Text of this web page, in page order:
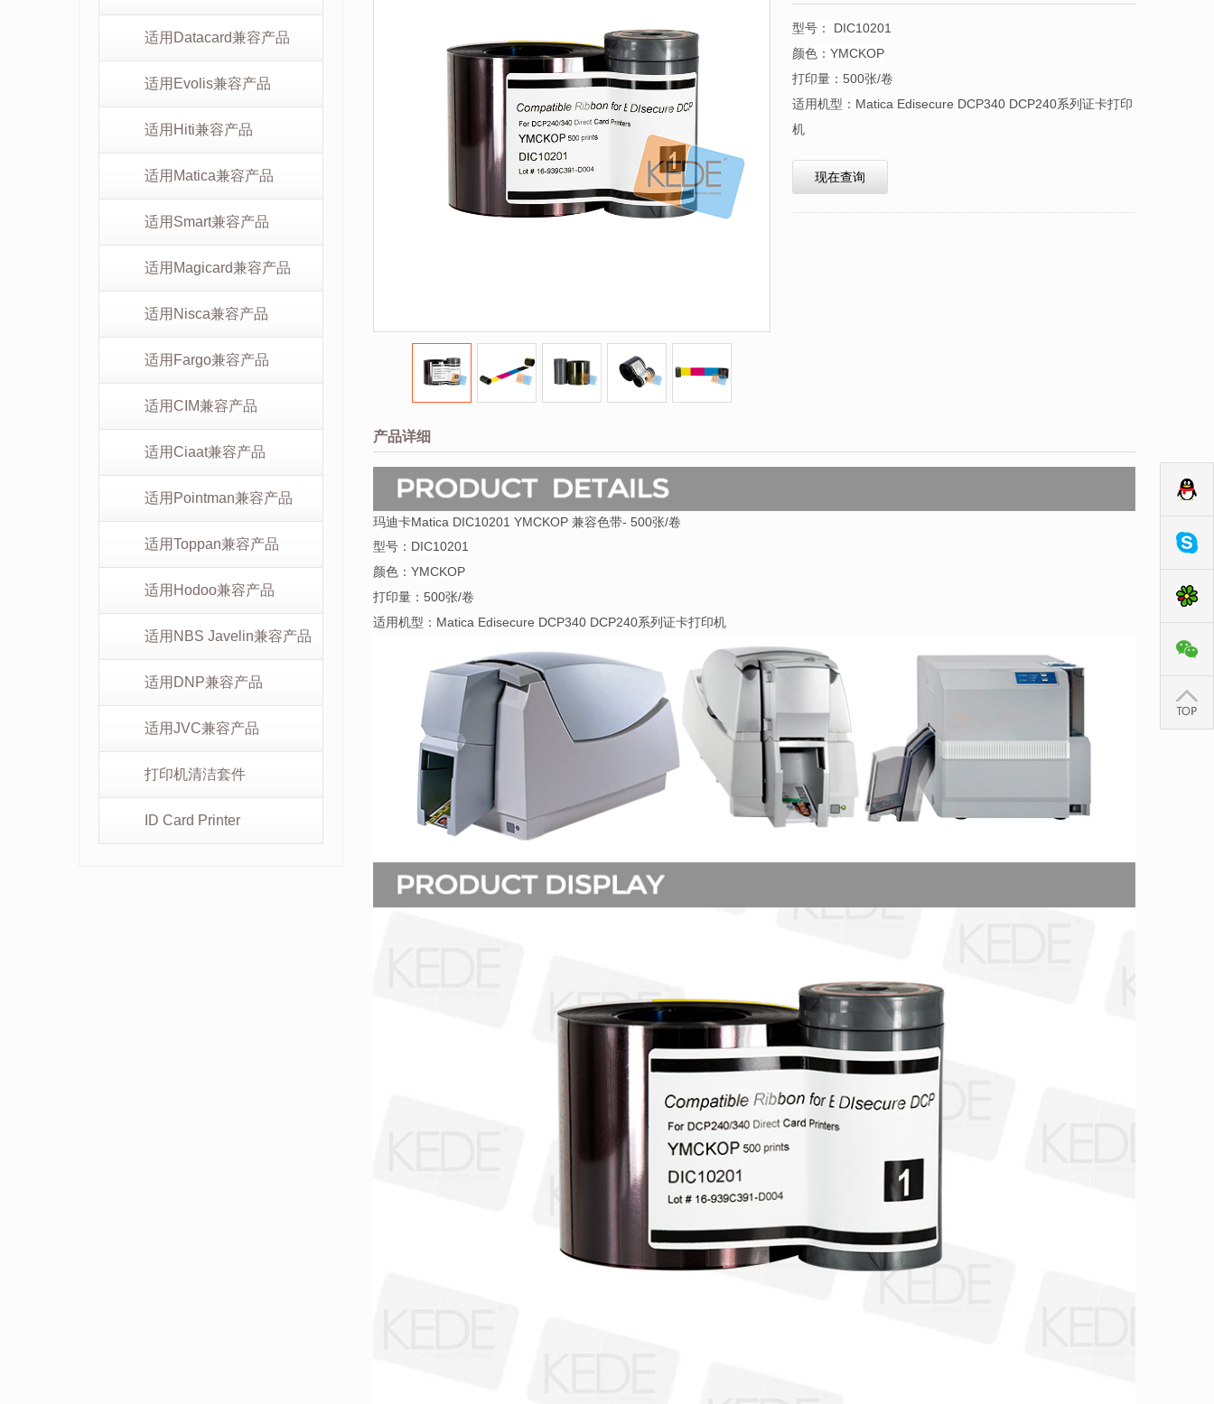
适用Datacard兼容产品
适用Evolis兼容产品
适用Hiti兼容产品
适用Matica兼容产品
适用Smart兼容产品
适用Magicard兼容产品
适用Nisca兼容产品
适用Fargo兼容产品
适用CIM兼容产品
适用Ciaat兼容产品
适用Pointman兼容产品
适用Toppan兼容产品
适用Hodoo兼容产品
适用NBS Javelin兼容产品
适用DNP兼容产品
适用JVC兼容产品
打印机清洁套件
ID Card Printer
型号：
DIC10201
颜色： YMCKOP
打印量： 500张/卷
适用机型： Matica Edisecure DCP340 DCP240系列证卡打印
机
现在查询
产品详细
玛迪卡Matica DIC10201 YMCKOP 兼容色带- 500张/卷
型号： DIC10201
颜色： YMCKOP
打印量：500张/卷
适用机型： Matica Edisecure DCP340 DCP240系列证卡打印机